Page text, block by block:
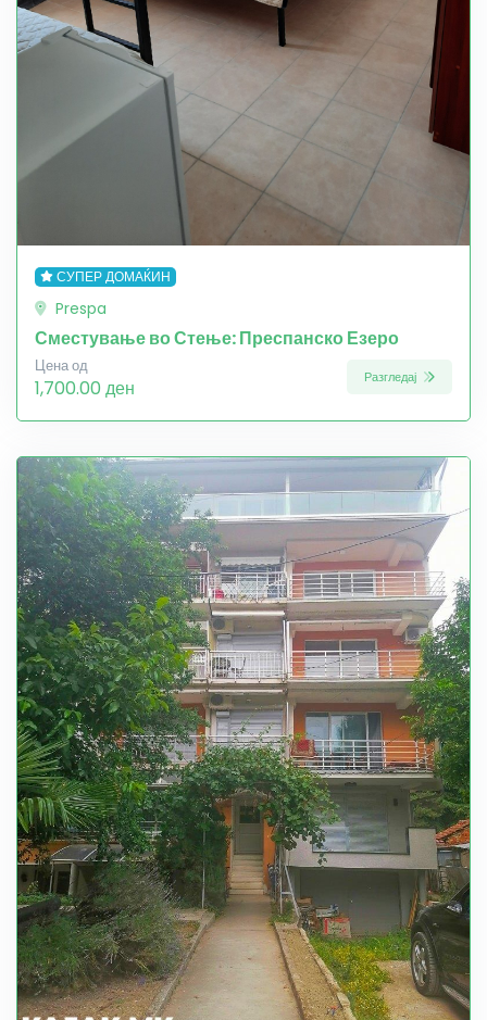
СУПЕР ДОМАЌИН
Prespa
Сместување во Стење: Преспанско Езеро
Цена од
1,700.00 ден Разгледај